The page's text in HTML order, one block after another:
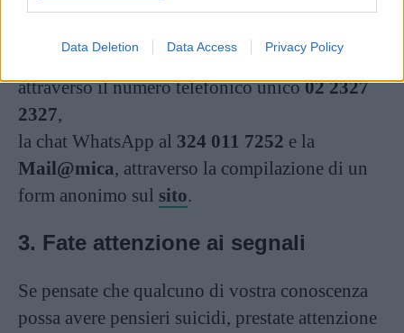
Data Deletion Data Access Privacy Policy
si occupa della prevenzione di suicidi,
attraverso il numero telefonico unico02 2327
2327,
la chat WhatsApp al 324 011 7252 e la
Mail@mica, attraverso la compilazione di un
form anonimo sul sito.
3. Fate attenzione ai segnali
Se pensate che qualcuno di vostra conoscenza
possa avere pensieri suicidi, prestate attenzione